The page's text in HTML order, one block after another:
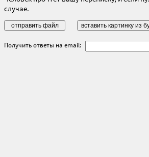
случае.
Получить ответы на email: